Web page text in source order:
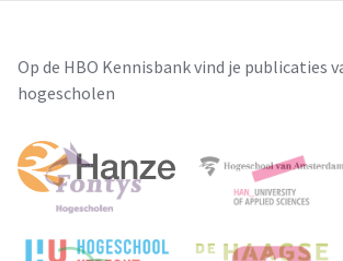
Op de HBO Kennisbank vind je publicaties
hogescholen